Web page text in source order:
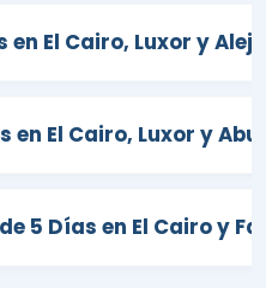
en El Cairo, Luxor y
en El Cairo, Luxor y Abu
5 Días en El Cairo y